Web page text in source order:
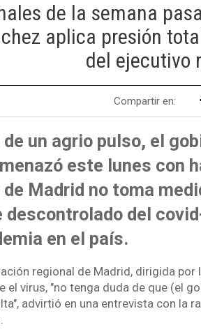
de la semana
aplica presión
del ejecutivo
Compartir en:
de un agrio pulso, el
este lunes con
Madrid no toma
descontrolado del
en el país.
regional de Madrid, dirigida
el virus, "no tenga duda de que (el
advirtió en una entrevista con la